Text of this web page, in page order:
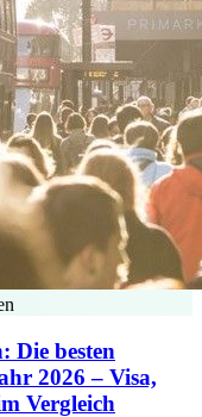
Die besten
2026 – Visa,
Vergleich